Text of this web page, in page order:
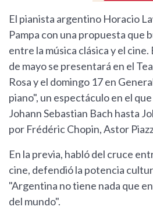
El pianista argentino Horacio
Pampa con una propuesta que
entre la música clásica y el
de mayo se presentará en el
Rosa y el domingo 17 en
piano", un espectáculo en el
Johann Sebastian Bach hasta
por Frédéric Chopin, Astor
En la previa, habló del cruce
cine, defendió la potencia
"Argentina no tiene nada que
del mundo".